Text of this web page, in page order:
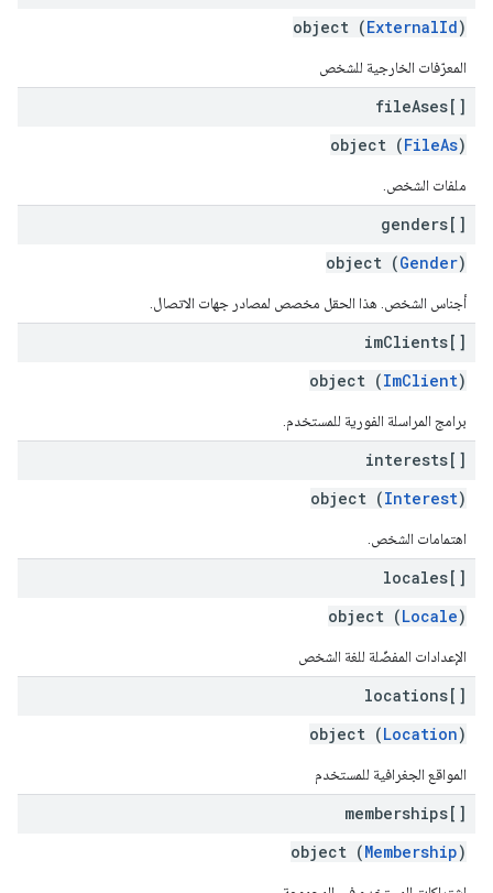
object (ExternalId)
المعرّفات الخارجية للشخص
fileAses[]
object (FileAs)
ملفات الشخص.
genders[]
object (Gender)
أجناس الشخص. هذا الحقل مخصص لمصادر جهات الاتصال.
imClients[]
object (ImClient)
برامج المراسلة الفورية للمستخدم.
interests[]
object (Interest)
اهتمامات الشخص.
locales[]
object (Locale)
الإعدادات المفضّلة للغة الشخص
locations[]
object (Location)
المواقع الجغرافية للمستخدم
memberships[]
object (Membership)